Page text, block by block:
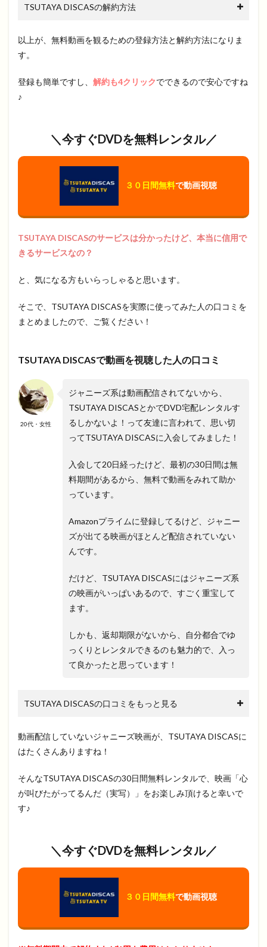
TSUTAYA DISCASの解約方法
以上が、無料動画を観るための登録方法と解約方法になりま
す。
登録も簡単ですし、 解約も4クリックでできるので安心ですね
♪
＼今すぐDVDを無料レンタル／
３０日間無料で動画視聴
TSUTAYA DISCASのサービスは分かったけど、本当に信用で
きるサービスなの？
と、気になる方もいらっしゃると思います。
そこで、TSUTAYA DISCASを実際に使ってみた人の口コミを
まとめましたので、ご覧ください！
TSUTAYA DISCASで動画を視聴した人の口コミ
20代・女性
ジャニーズ系は動画配信されてないから、
TSUTAYA DISCASとかでDVD宅配レンタルす
るしかないよ！って友達に言われて、思い切
ってTSUTAYA DISCASに入会してみました！
入会して20日経ったけど、最初の30日間は無
料期間があるから、無料で動画をみれて助か
っています。
Amazonプライムに登録してるけど、ジャニー
ズが出てる映画がほとんど配信されていない
んです。
だけど、TSUTAYA DISCASにはジャニーズ系
の映画がいっぱいあるので、すごく重宝して
ます。
しかも、返却期限がないから、自分都合でゆ
っくりとレンタルできるのも魅力的で、入っ
て良かったと思っています！
TSUTAYA DISCASの口コミをもっと見る
動画配信していないジャニーズ映画が、TSUTAYA DISCASに
はたくさんありますね！
そんなTSUTAYA DISCASの30日間無料レンタルで、映画「心
が叫びたがってるんだ（実写）」をお楽しみ頂けると幸いで
す♪
＼今すぐDVDを無料レンタル／
３０日間無料で動画視聴